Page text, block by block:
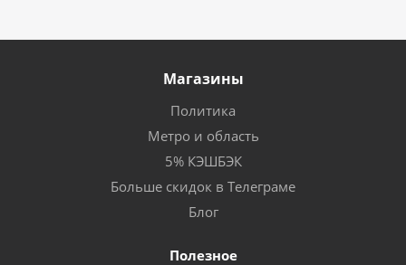
Магазины
Политика
Метро и область
5% КЭШБЭК
Больше скидок в Телеграме
Блог
Полезное